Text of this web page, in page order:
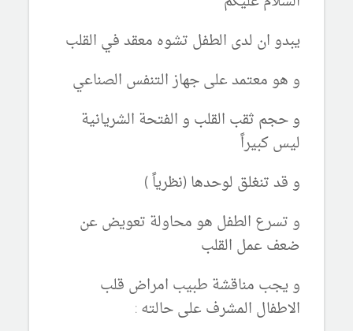
يبدو ان لدى الطفل تشوه معقد في القلب
و هو معتمد على جهاز التنفس الصناعي
و حجم ثقب القلب و الفتحة الشريانية
ليس كبيراً
و قد تنغلق لوحدها (نظرياً )
و تسرع الطفل هو محاولة تعويض عن
ضعف عمل القلب
و يجب مناقشة طبيب امراض قلب
الاطفال المشرف على حالته :